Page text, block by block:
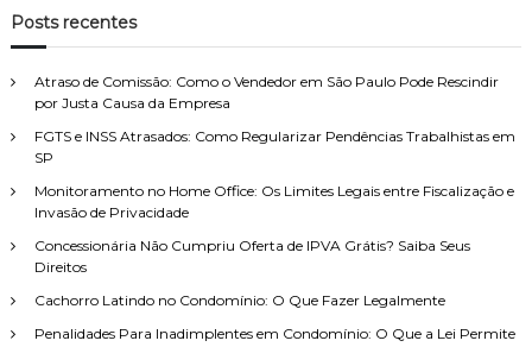
q
u
s
r
o
:
s
Posts recentes
Atraso de Comissão: Como o Vendedor em São Paulo Pode Rescindir
por Justa Causa da Empresa
FGTS e INSS Atrasados: Como Regularizar Pendências Trabalhistas em
SP
Monitoramento no Home Office: Os Limites Legais entre Fiscalização e
Invasão de Privacidade
Concessionária Não Cumpriu Oferta de IPVA Grátis? Saiba Seus
Direitos
Cachorro Latindo no Condomínio: O Que Fazer Legalmente
Penalidades Para Inadimplentes em Condomínio: O Que a Lei Permite